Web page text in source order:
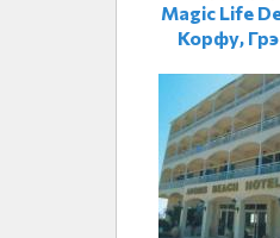
Magic Life
Корфу,